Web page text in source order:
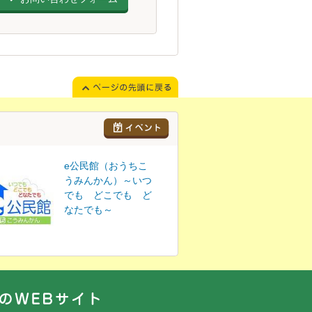
e公民館（おうちこ
うみんかん）～いつ
でも どこでも ど
なたでも～